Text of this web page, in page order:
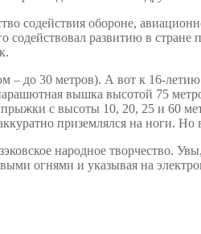
содействия обороне,
развитию в
до 30 метров). А вот к 16-
вышка высотой 75
с высоты 10, 20, 25 и 60
приземлялся на ноги.
народное творчество.
огнями и указывая на